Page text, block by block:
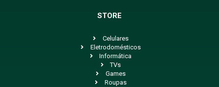
STORE
Celulares
Eletrodomésticos
Informática
TVs
Games
Roupas